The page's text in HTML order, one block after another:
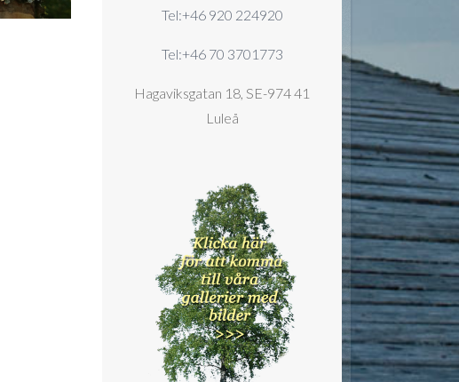
Tel:+46 920 224920
Tel:+46 70 3701773
Hagaviksgatan 18, SE-974 41
Luleå